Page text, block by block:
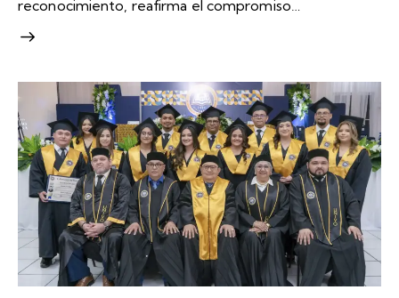
reconocimiento, reafirma el compromiso…